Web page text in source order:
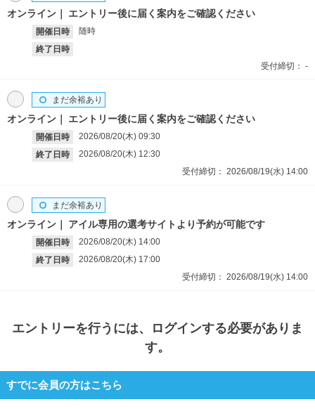
オンライン エントリー後に届く案内をご確認ください
開催日時
随時
終了日時
受付締切： -
オンライン エントリー後に届く案内をご確認ください
開催日時 2026/08/20(木) 09:30
終了日時
2026/08/20(木) 12:30
まだ余裕あり
受付締切： 2026/08/19(水) 14:00
オンライン アイル専用の選考サイトより予約が可能です
開催日時 2026/08/20(木) 14:00
終了日時
2026/08/20(木) 17:00
まだ余裕あり
受付締切： 2026/08/19(水) 14:00
エントリーを行うには、ログインする必要がありま
す。
すでに会員の方はこちら